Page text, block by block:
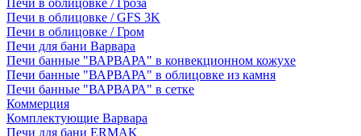
Печи в облицовке / Гроза
Печи в облицовке / GFS 3K
Печи в облицовке / Гром
Печи для бани Варвара
Печи банные "ВАРВАРА" в конвекционном кожухе
Печи банные "ВАРВАРА" в облицовке из камня
Печи банные "ВАРВАРА" в сетке
Коммерция
Комплектующие Варвара
Печи для бани ERMAK